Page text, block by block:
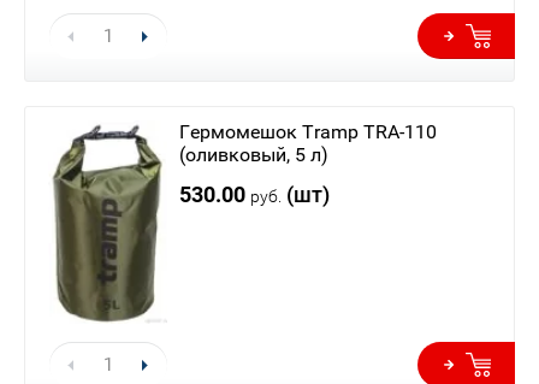
Гермомешок Tramp TRA-110
(оливковый, 5 л)
530.00 руб. (шт)